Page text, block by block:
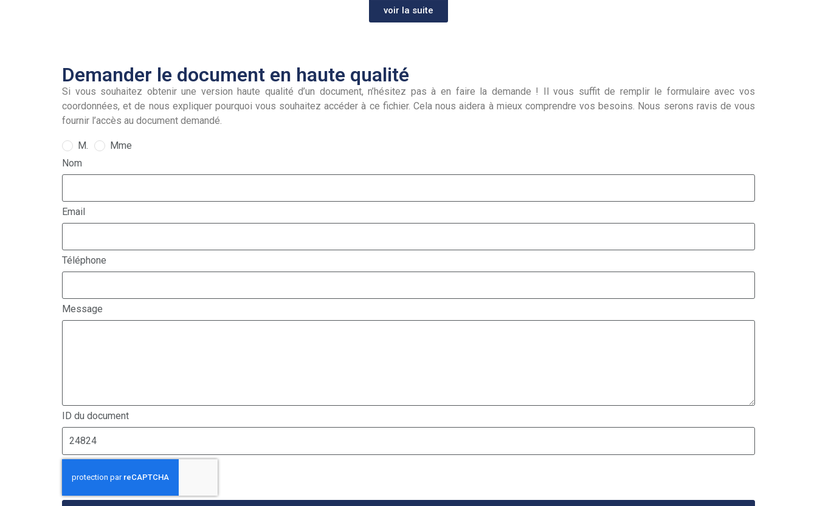
voir la suite
Demander le document en haute qualité
Si vous souhaitez obtenir une version haute qualité d’un document, n’hésitez pas à en faire la demande ! Il vous suffit de remplir le formulaire avec vos
coordonnées, et de nous expliquer pourquoi vous souhaitez accéder à ce fichier. Cela nous aidera à mieux comprendre vos besoins. Nous serons ravis de vous
fournir l’accès au document demandé.
M.
Mme
Nom
Email
Téléphone
Message
ID du document